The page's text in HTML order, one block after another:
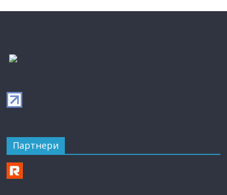
Партнери